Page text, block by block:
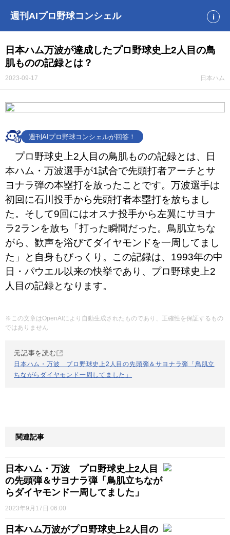
週刊AIプロ野球コンシェル i
日本ハム万波が達成したプロ野球史上2人目の鳥
肌ものの記録とは？
2023-09-17 日本ハム
週刊AIプロ野球コンシェルが回答！
プロ野球史上2人目の鳥肌ものの記録とは、日
本ハム・万波選手が1試合で先頭打者アーチとサ
ヨナラ弾の本塁打を放ったことです。万波選手は
初回に石川投手から先頭打者本塁打を放ちまし
た。そして9回にはオスナ投手から左翼にサヨナ
ラ2ランを放ち「打った瞬間だった。鳥肌立ちな
がら、歓声を浴びてダイヤモンドを一周してまし
た」と自身もびっくり。この記録は、1993年の中
日・パウエル以来の快挙であり、プロ野球史上2
人目の記録となります。
※この文章はOpenAIにより自動生成されたものであり、正確性を保証するもの
ではありません
元記事を読む
日本ハム・万波 プロ野球史上2人目の先頭弾＆サヨナラ弾「鳥肌立
ちながらダイヤモンド一周してました」
関連記事
日本ハム・万波 プロ野球史上2人目
の先頭弾＆サヨナラ弾「鳥肌立ちなが
らダイヤモンド一周してました」
2023年9月17日 06:00
日本ハム万波がプロ野球史上2人目の